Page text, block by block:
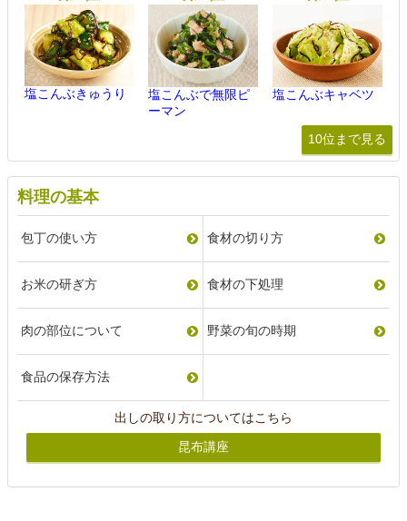
塩こんぶきゅうり
塩こんぶで無限ピ
ーマン
塩こんぶキャベツ
10位まで見る
料理の基本
包丁の使い方 食材の切り方
お米の研ぎ方 食材の下処理
肉の部位について 野菜の旬の時期
食品の保存方法
出しの取り方についてはこちら
昆布講座